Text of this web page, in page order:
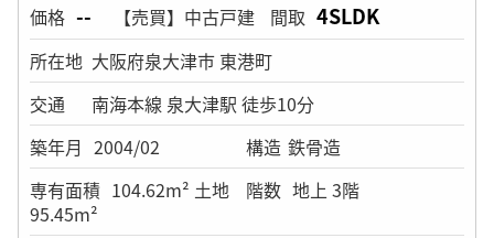
価格 -- 【売買】中古戸建 間取 4SLDK
所在地 大阪府泉大津市 東港町
交通
南海本線 泉大津駅 徒歩10分
築年月 2004/02 構造 鉄骨造
専有面積 104.62m² 土地
95.45m²
階数 地上 3階